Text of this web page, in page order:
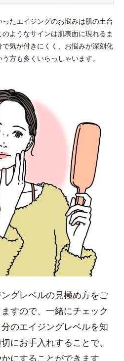
たエイジングのお悩みは肌の土台
ようなサインは肌表面に現れるま
気が付きにくく、お悩みが深刻化
方も多くいらっしゃいます。
グレベルの見極め方をご
すので、一緒にチェック
のエイジングレベルを知
にお手入れすることで、
にすることができます